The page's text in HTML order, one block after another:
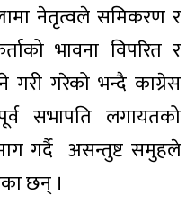
नेतृत्वले समिकरण र
भावना विपरित र
गरेको भन्दै काग्रेस
सभापति लगायतको
गर्दै असन्तुष्ट समुहले
छन् ।